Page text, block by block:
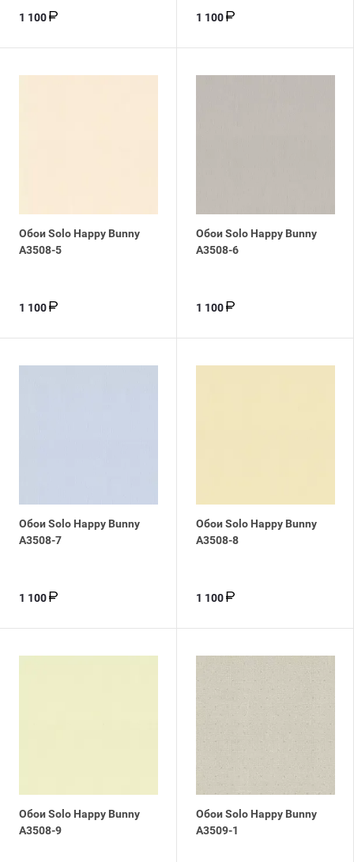
1 100 1 100
Обои Solo Happy Bunny
A3508-5
1 100
Обои Solo Happy Bunny
A3508-6
1 100
Обои Solo Happy Bunny
A3508-7
1 100
Обои Solo Happy Bunny
A3508-8
1 100
Обои Solo Happy Bunny
A3508-9
Обои Solo Happy Bunny
A3509-1